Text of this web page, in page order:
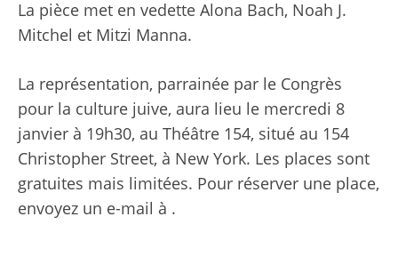
La pièce met en vedette Alona Bach, Noah J.
Mitchel et Mitzi Manna.
La représentation, parrainée par le Congrès
pour la culture juive, aura lieu le mercredi 8
janvier à 19h30, au Théâtre 154, situé au 154
Christopher Street, à New York. Les places sont
gratuites mais limitées. Pour réserver une place,
envoyez un e-mail à .